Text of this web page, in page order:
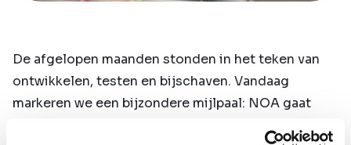
De afgelopen maanden stonden in het teken van
ontwikkelen, testen en bijschaven. Vandaag
markeren we een bijzondere mijlpaal: NOA gaat